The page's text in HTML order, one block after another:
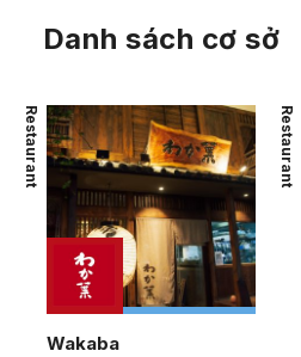
Danh sách cơ sở
Wakaba
Restaurant Restaurant